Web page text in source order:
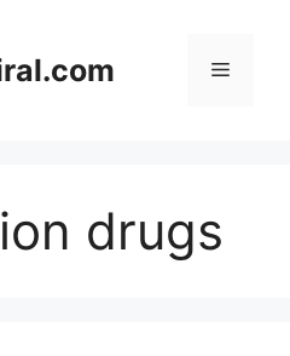
Menu
drugs